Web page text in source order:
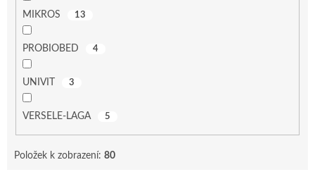
MIKROS 13
PROBIOBED 4
UNIVIT 3
VERSELE-LAGA 5
Položek k zobrazení: 80